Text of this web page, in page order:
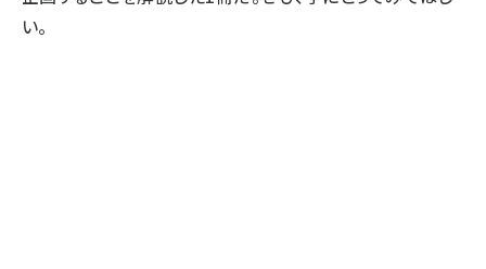
い。